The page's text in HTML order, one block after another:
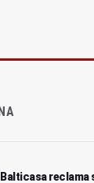
reclama